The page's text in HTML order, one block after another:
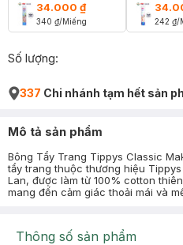
34.000 ₫
340 ₫/Miếng 242 ₫/
Số lượng:
337 Chi nhánh tạm hết sản
Mô tả sản phẩm
Bông Tẩy Trang Tippys Classic
tẩy trang thuộc thương hiệu
Lan, được làm từ 100% cotton
mang đến cảm giác thoải mái và
Thông số sản phẩm